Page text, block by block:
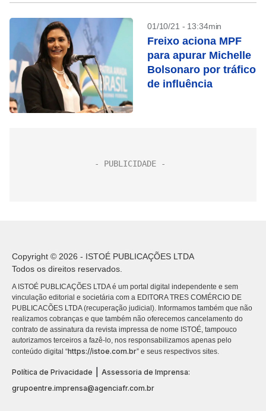
01/10/21 - 13:34min
Freixo aciona MPF
para apurar Michelle
Bolsonaro por tráfico
de influência
Copyright © 2026 - ISTOÉ PUBLICAÇÕES LTDA
Todos os direitos reservados.
A ISTOÉ PUBLICAÇÕES LTDA é um portal digital independente e sem
vinculação editorial e societária com a EDITORA TRES COMÉRCIO DE
PUBLICACÕES LTDA (recuperação judicial). Informamos também que não
realizamos cobranças e que também não oferecemos cancelamento do
contrato de assinatura da revista impressa de nome ISTOÉ, tampouco
autorizamos terceiros a fazê-lo, nos responsabilizamos apenas pelo
conteúdo digital “https://istoe.com.br” e seus respectivos sites.
Política de Privacidade
Assessoria de Imprensa:
grupoentre.imprensa@agenciafr.com.br